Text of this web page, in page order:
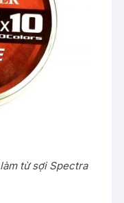
từ sợi Spectra